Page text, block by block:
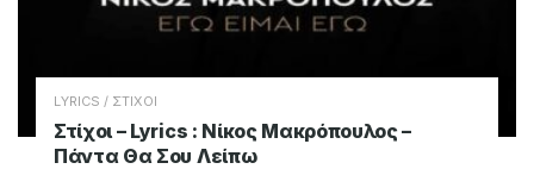
LYRICS / ΣΤΙΧΟΙ
Στίχοι – Lyrics : Νίκος Μακρόπουλος –
Πάντα Θα Σου Λείπω